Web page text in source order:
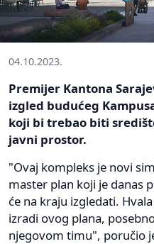
04.10.2023.
Premijer Kantona
izgled budućeg
koji bi trebao biti
javni prostor.
"Ovaj kompleks je novi
master plan koji je danas
će na kraju izgledati.
izradi ovog plana,
njegovom timu", poručio